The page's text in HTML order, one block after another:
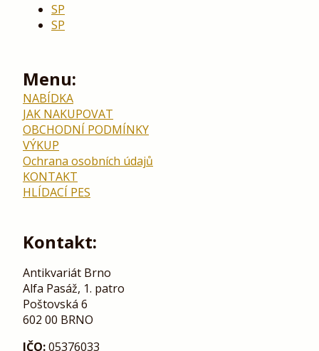
SP
SP
Menu:
NABÍDKA
JAK NAKUPOVAT
OBCHODNÍ PODMÍNKY
VÝKUP
Ochrana osobních údajů
KONTAKT
HLÍDACÍ PES
Kontakt:
Antikvariát Brno
Alfa Pasáž, 1. patro
Poštovská 6
602 00 BRNO
IČO:05376033